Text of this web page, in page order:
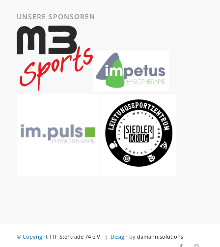
UNSERE SPONSOREN
© Copyright TTF Sterkrade 74 e.V. | Design by damann.solutions